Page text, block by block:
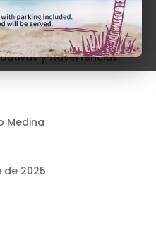
del Gravamen
Actuaciones
y Advertencias
Medina
de 2025